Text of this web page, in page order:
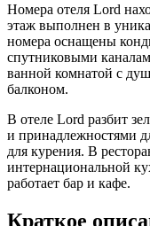
Номера отеля Lord
этаж выполнен в
номера оснащены
спутниковыми
ванной комнатой с
балконом.
В отеле Lord разбит
и принадлежностями
для курения. В
интернациональной
работает бар и кафе.
Краткое